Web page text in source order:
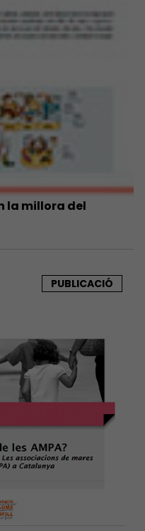
la millora del
PUBLICACIÓ